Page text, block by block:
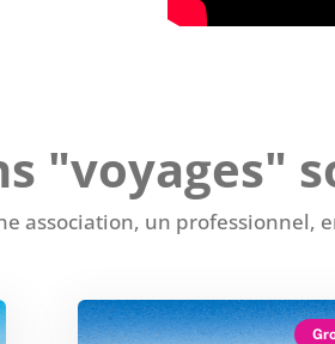
"voyages"
association, un professionnel,